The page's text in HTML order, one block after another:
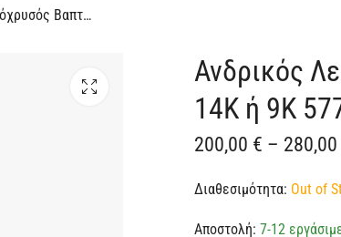
Ανδρικός Λευκόχρυσός Βαπτιστικός Σταυρός 14Κ ή 9Κ 57755
Ανδρικός
14Κ ή 9Κ
200,00 € – 280,00
Διαθεσιμότητα: Out of
Αποστολή: 7-12